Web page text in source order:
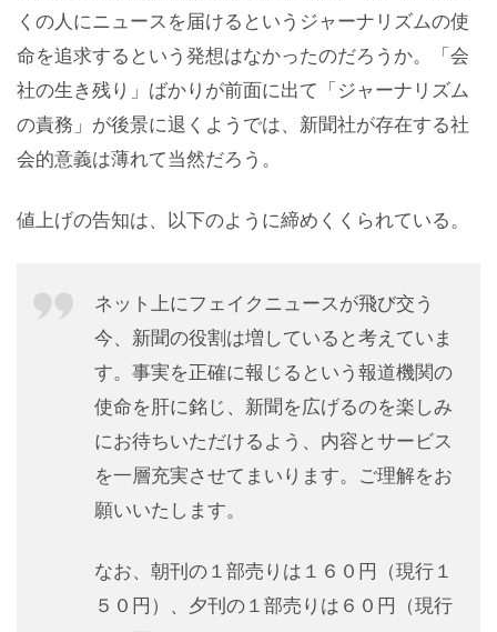
くの人にニュースを届けるというジャーナリズムの使
命を追求するという発想はなかったのだろうか。「会
社の生き残り」ばかりが前面に出て「ジャーナリズム
の責務」が後景に退くようでは、新聞社が存在する社
会的意義は薄れて当然だろう。
値上げの告知は、以下のように締めくくられている。
ネット上にフェイクニュースが飛び交う
今、新聞の役割は増していると考えていま
す。事実を正確に報じるという報道機関の
使命を肝に銘じ、新聞を広げるのを楽しみ
にお待ちいただけるよう、内容とサービス
を一層充実させてまいります。ご理解をお
願いいたします。
なお、朝刊の１部売りは１６０円（現行１
５０円）、夕刊の１部売りは６０円（現行